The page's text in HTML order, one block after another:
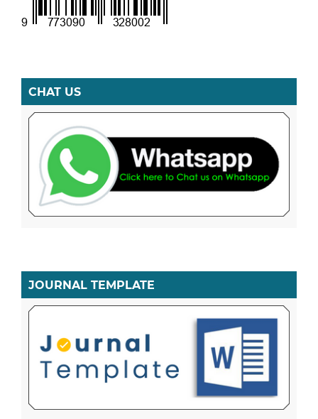
CHAT US
JOURNAL TEMPLATE